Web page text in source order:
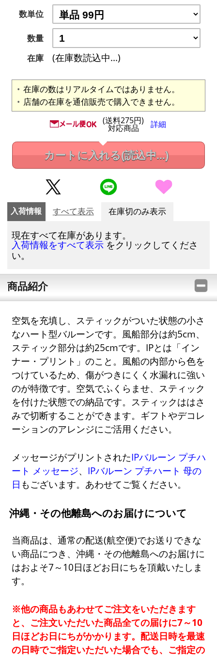
数単位
数量
在庫
(在庫数読込中...)
在庫の数はリアルタイムではありません。
店舗の在庫を通信販売で購入できません。
(送料275円)
対応商品 詳細
カートに入れる(読込中...)
入荷情報 すべて表示 在庫切のみ表示
現在すべて在庫があります。
入荷情報をすべて表示 をクリックしてくださ
い。
商品紹介
空気を充填し、スティックがついた状態の小さ
なハート型バルーンです。風船部分は約5cm、
スティック部分は約25cmです。IPとは「イン
ナー・プリント」のこと。風船の内部から色を
つけているため、傷がつきにくく水漏れに強い
のが特徴です。空気でふくらませ、スティック
を付けた状態での納品です。スティックははさ
みで切断することができます。ギフトやデコレ
ーションのアレンジにご活用ください。
メッセージがプリントされたIPバルーン プチハ
ート メッセージ、 IPバルーン プチハート 母の
日 もございます。あわせてご覧ください。
沖縄・その他離島へのお届けについて
当商品は、通常の配送(航空便)でお送りできな
い商品につき、沖縄・その他離島へのお届けに
はおよそ7～10日ほどお日にちを頂戴いたしま
す。
※他の商品もあわせてご注文をいただきます
と、ご注文いただいた商品全ての届けに7～10
日ほどお日にちがかかります。配送日時を最速
の日時でご指定いただいた場合でも、ご指定の